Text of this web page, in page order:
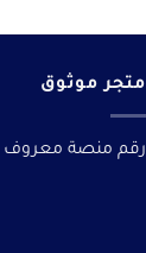
متجر موثوق
رقم منصة معروف 356563